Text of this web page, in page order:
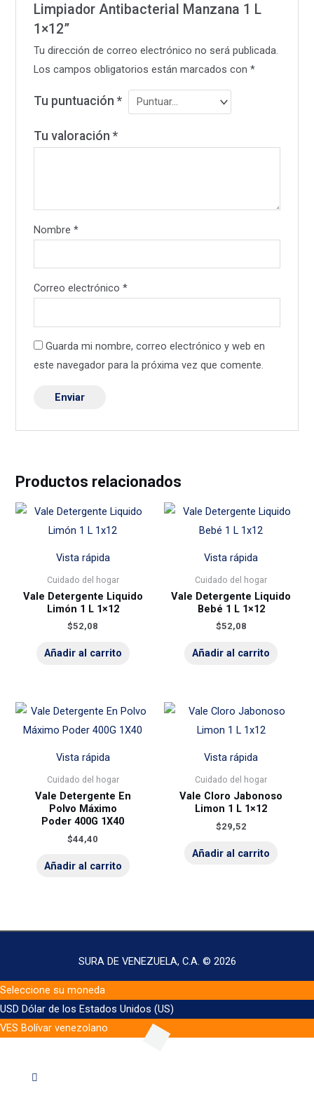
Limpiador Antibacterial Manzana 1 L
1×12”
Tu dirección de correo electrónico no será publicada.
Los campos obligatorios están marcados con *
Tu puntuación *
Tu valoración *
Nombre *
Correo electrónico *
Guarda mi nombre, correo electrónico y web en
este navegador para la próxima vez que comente.
Productos relacionados
Vista rápida
Cuidado del hogar
Vale Detergente Liquido
Limón 1 L 1×12
$52,08
Añadir al carrito
Vista rápida
Cuidado del hogar
Vale Detergente Liquido
Bebé 1 L 1×12
$52,08
Añadir al carrito
Vista rápida
Cuidado del hogar
Vale Detergente En
Polvo Máximo
Poder 400G 1X40
$44,40
Añadir al carrito
Vista rápida
Cuidado del hogar
Vale Cloro Jabonoso
Limon 1 L 1×12
$29,52
Añadir al carrito
SURA DE VENEZUELA, C.A. © 2026
Seleccione su moneda
USD Dólar de los Estados Unidos (US)
VES Bolívar venezolano